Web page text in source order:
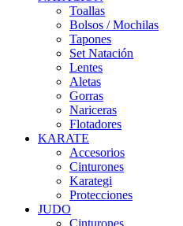
Toallas
Bolsos / Mochilas
Tapones
Set Natación
Lentes
Aletas
Gorras
Nariceras
Flotadores
KARATE
Accesorios
Cinturones
Karategi
Protecciones
JUDO